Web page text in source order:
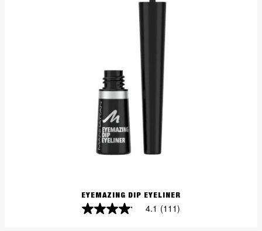
EYEMAZING DIP EYELINER
4.1 (111)
4.1